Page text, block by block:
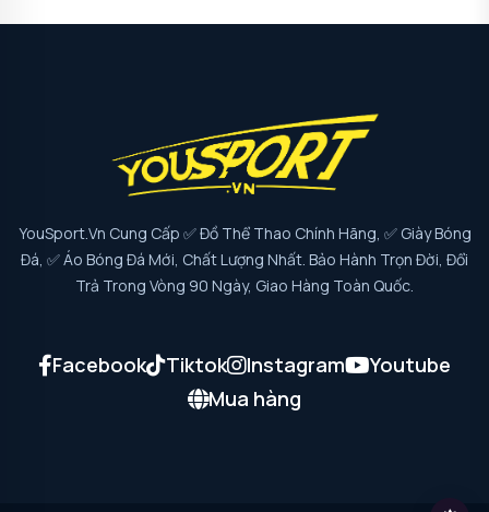
YouSport.vn Cung Cấp ✅ Đồ Thể Thao Chính Hãng, ✅ Giày Bóng
Đá, ✅ Áo Bóng Đá Mới, Chất Lượng Nhất. Bảo Hành Trọn Đời, Đổi
Trả Trong Vòng 90 Ngày, Giao Hàng Toàn Quốc.
Facebook Tiktok Instagram
Youtube
Mua hàng